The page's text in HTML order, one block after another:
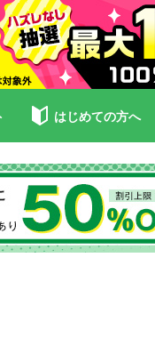
はじめての方へ